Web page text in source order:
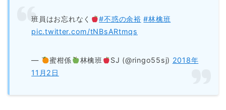
班員はお忘れなく #不惑の余裕 #林檎班
pic.twitter.com/tNBsARtmqs
— 蜜柑係 林檎班 SJ (@ringo55sj) 2018年
11月2日